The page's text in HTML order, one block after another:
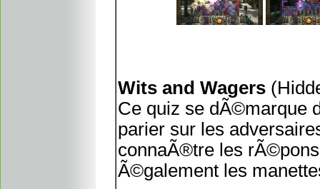
Wits and Wagers
Ce quiz se dÃ©marque
parier sur les
connaÃ®tre les
Ã©galement les